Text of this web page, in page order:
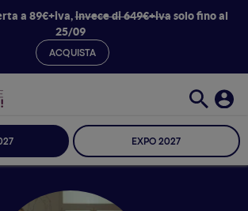
a 89€+iva,invece di 649€+ivasolo fino al
25/09
ACQUISTA
EXPO 2027